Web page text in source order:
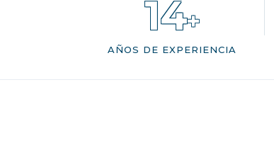
14+
AÑOS DE EXPERIENCIA